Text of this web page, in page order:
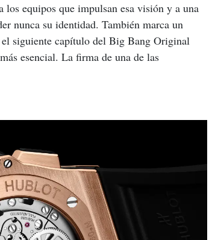
los equipos que impulsan esa visión y a una
nunca su identidad. También marca un
el siguiente capítulo del Big Bang Original
esencial. La firma de una de las